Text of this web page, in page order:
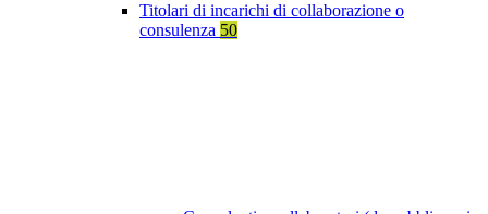
Titolari di incarichi di collaborazione o
consulenza 50